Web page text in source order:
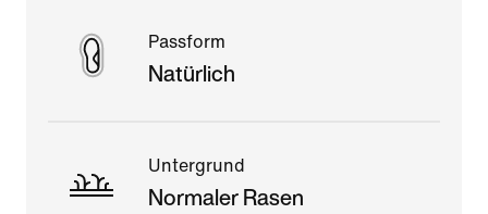
Passform
Natürlich
Untergrund
Normaler Rasen